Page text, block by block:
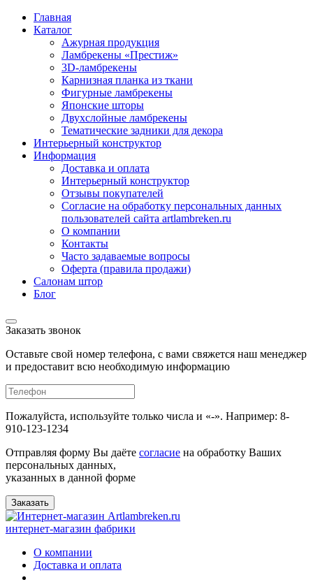
Главная
Каталог
Ажурная продукция
Ламбрекены «Престиж»
3D-ламбрекены
Карнизная планка из ткани
Фигурные ламбрекены
Японские шторы
Двухслойные ламбрекены
Тематические задники для декора
Интерьерный конструктор
Информация
Доставка и оплата
Интерьерный конструктор
Отзывы покупателей
Согласие на обработку персональных данных
пользователей сайта artlambreken.ru
О компании
Контакты
Часто задаваемые вопросы
Оферта (правила продажи)
Салонам штор
Блог
Заказать звонок
Оставьте свой номер телефона, с вами свяжется наш менеджер
и предоставит всю необходимую информацию
Пожалуйста, используйте только числа и «-». Например: 8-
910-123-1234
Отправляя форму Вы даёте согласие на обработку Ваших
персональных данных,
указанных в данной форме
Заказать
интернет-магазин фабрики
О компании
Доставка и оплата